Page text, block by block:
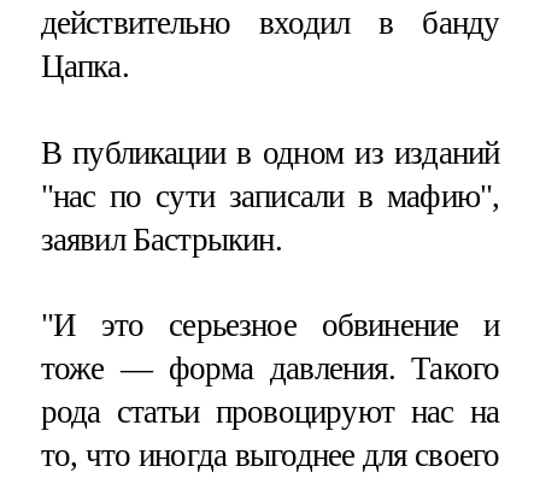
действительно входил в банду
Цапка.
В публикации в одном из изданий
"нас по сути записали в мафию",
заявил Бастрыкин.
"И это серьезное обвинение и
тоже — форма давления. Такого
рода статьи провоцируют нас на
то, что иногда выгоднее для своего